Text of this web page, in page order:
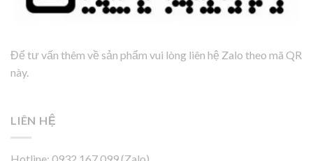
Để tư vấn thêm về sản phẩm vui lòng liên hệ Zalo theo mã QR
này.
LIÊN HỆ